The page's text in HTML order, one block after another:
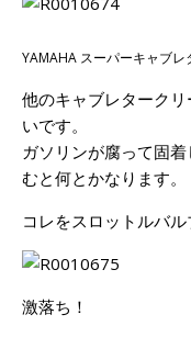
YAMAHA スーパーキャブレ
他のキャブレターク
いです。
ガソリンが腐って固
むと何とかなります。
コレをスロットルバル
激落ち！